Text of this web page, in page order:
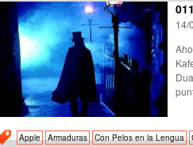
14/
Apple Armaduras Con Pelos en la Lengua